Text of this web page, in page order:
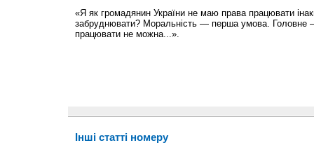
«Я як громадянин України не маю права працювати
забруднювати? Моральність — перша умова. Головне
працювати не можна...».
Інші статті номеру